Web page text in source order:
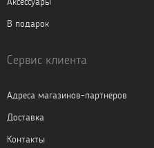
В подарок
Сервис клиента
Адреса магазинов-партнеров
Доставка
Контакты